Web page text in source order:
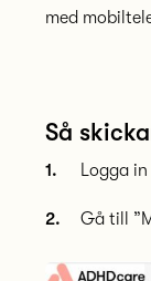
med
Så
Logga in
Gå till